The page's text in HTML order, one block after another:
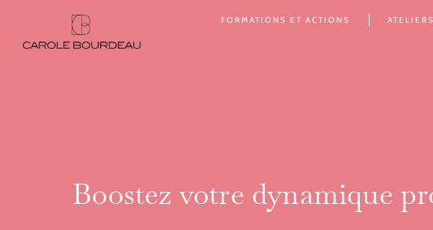
contenu
FORMATIONS ET ACTIONS ATELIERS
Boostez votre dynamique